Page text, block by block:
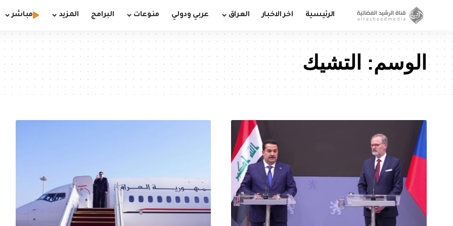
الرئيسية اخر الاخبار العراق عربي ودولي منوعات البرامج المزيد مباشر
الوسم: التشيك